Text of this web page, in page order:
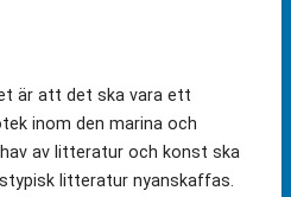
är att det ska vara ett
inom den marina och
av litteratur och konst ska
litteratur nyanskaffas.